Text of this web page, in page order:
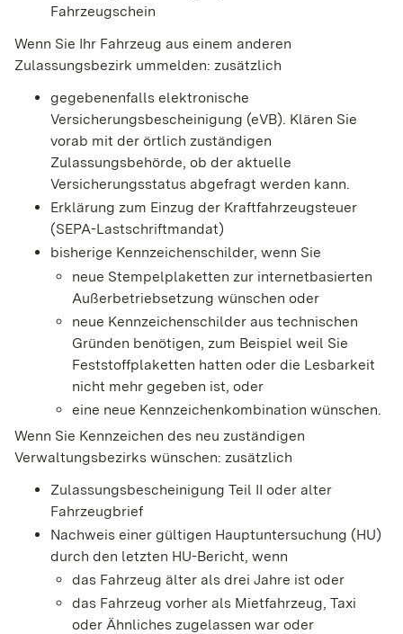
Fahrzeugschein
Wenn Sie Ihr Fahrzeug aus einem anderen
Zulassungsbezirk ummelden: zusätzlich
gegebenenfalls elektronische
Versicherungsbescheinigung (eVB). Klären Sie
vorab mit der örtlich zuständigen
Zulassungsbehörde, ob der aktuelle
Versicherungsstatus abgefragt werden kann.
Erklärung zum Einzug der Kraftfahrzeugsteuer
(SEPA-Lastschriftmandat)
bisherige Kennzeichenschilder, wenn Sie
neue Stempelplaketten zur internetbasierten
Außerbetriebsetzung wünschen oder
neue Kennzeichenschilder aus technischen
Gründen benötigen, zum Beispiel weil Sie
Feststoffplaketten hatten oder die Lesbarkeit
nicht mehr gegeben ist, oder
eine neue Kennzeichenkombination wünschen.
Wenn Sie Kennzeichen des neu zuständigen
Verwaltungsbezirks wünschen: zusätzlich
Zulassungsbescheinigung Teil II oder alter
Fahrzeugbrief
Nachweis einer gültigen Hauptuntersuchung (HU)
durch den letzten HU-Bericht, wenn
das Fahrzeug älter als drei Jahre ist oder
das Fahrzeug vorher als Mietfahrzeug, Taxi
oder Ähnliches zugelassen war oder